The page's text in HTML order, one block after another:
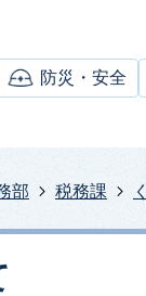
防災・安全
部 税務課